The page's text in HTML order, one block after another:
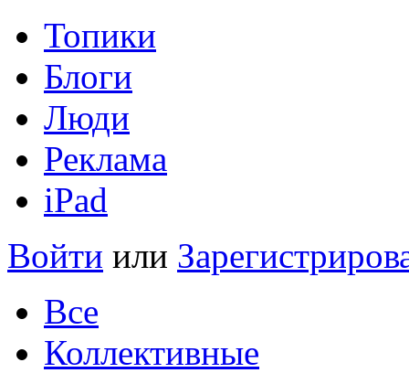
Топики
Блоги
Люди
Реклама
iPad
Войти или
Все
Коллективные